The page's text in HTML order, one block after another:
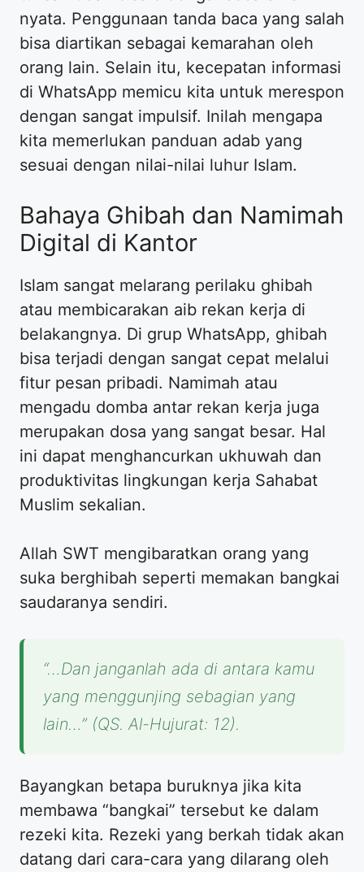
nyata. Penggunaan tanda baca yang salah
bisa diartikan sebagai kemarahan oleh
orang lain. Selain itu, kecepatan informasi
di WhatsApp memicu kita untuk merespon
dengan sangat impulsif. Inilah mengapa
kita memerlukan panduan adab yang
sesuai dengan nilai-nilai luhur Islam.
Bahaya Ghibah dan Namimah
Digital di Kantor
Islam sangat melarang perilaku ghibah
atau membicarakan aib rekan kerja di
belakangnya. Di grup WhatsApp, ghibah
bisa terjadi dengan sangat cepat melalui
fitur pesan pribadi. Namimah atau
mengadu domba antar rekan kerja juga
merupakan dosa yang sangat besar. Hal
ini dapat menghancurkan ukhuwah dan
produktivitas lingkungan kerja Sahabat
Muslim sekalian.
Allah SWT mengibaratkan orang yang
suka berghibah seperti memakan bangkai
saudaranya sendiri.
“…Dan janganlah ada di antara kamu
yang menggunjing sebagian yang
lain…” (QS. Al-Hujurat: 12).
Bayangkan betapa buruknya jika kita
membawa “bangkai” tersebut ke dalam
rezeki kita. Rezeki yang berkah tidak akan
datang dari cara-cara yang dilarang oleh